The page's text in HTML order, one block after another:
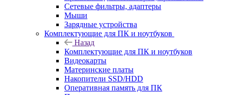
Сетевые фильтры, адаптеры
Мыши
Зарядные устройства
Комплектующие для ПК и ноутбуков
Назад
Комплектующие для ПК и ноутбуков
Видеокарты
Материнские платы
Накопители SSD/HDD
Оперативная память для ПК